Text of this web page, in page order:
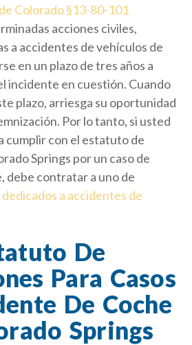
Colorado §13-80-101
acciones civiles,
a accidentes de vehículos de
en un plazo de tres años a
incidente en cuestión. Cuando
plazo, arriesga su oportunidad
Por lo tanto, si usted
cumplir con el estatuto de
Springs por un caso de
debe contratar a uno de
a accidentes de
De
Para Casos
De Coche
Springs